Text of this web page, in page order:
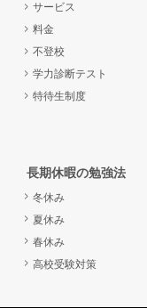
サービス
料金
不登校
学力診断テスト
特待生制度
長期休暇の勉強法
冬休み
夏休み
春休み
高校受験対策